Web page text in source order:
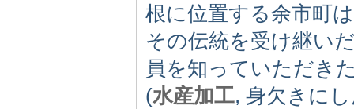
根に位置する余市町
その伝統を受け継い
員を知っていただき
(水産加工, 身欠きに